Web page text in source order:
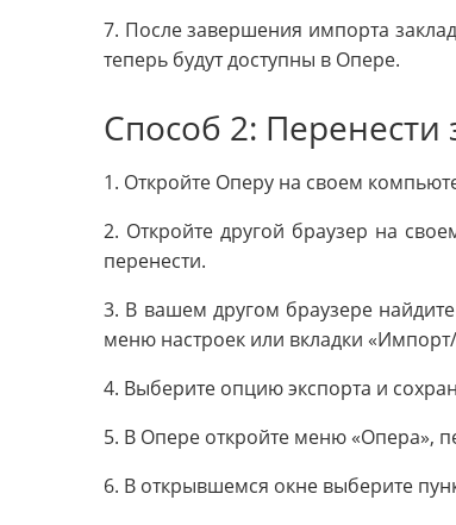
7. После завершения импорта
теперь будут доступны в Опере.
Способ 2:
1. Откройте Оперу на своем
2. Откройте другой браузер на
перенести.
3. В вашем другом браузере
меню настроек или вкладки
4. Выберите опцию экспорта и
5. В Опере откройте меню «Опера»,
6. В открывшемся окне выберите